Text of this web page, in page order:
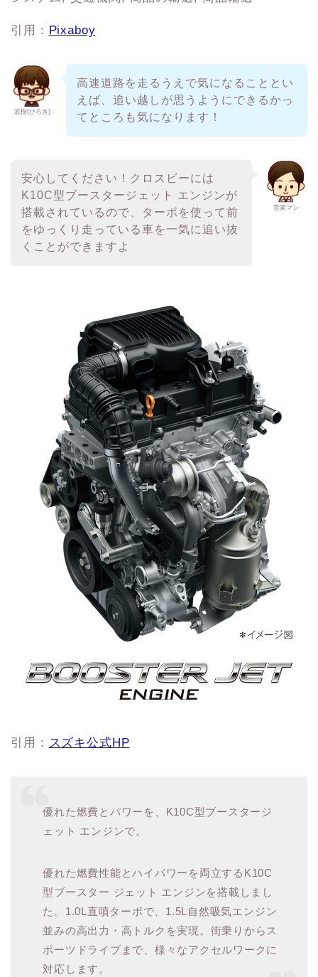
引用： Pixaboy
宏樹(ひろき)
高速道路を走るうえで気になることとい
えば、追い越しが思うようにできるかっ
てところも気になります！
営業マン
安心してください！クロスビーには
K10C型ブースタージェット エンジンが
搭載されているので、ターボを使って前
をゆっくり走っている車を一気に追い抜
くことができますよ
引用： スズキ公式HP
優れた燃費とパワーを、K10C型ブースタージ
ェット エンジンで。
優れた燃費性能とハイパワーを両立するK10C
型ブースター ジェット エンジンを搭載しまし
た。1.0L直噴ターボで、1.5L自然吸気エンジン
並みの高出力・高トルクを実現。街乗りからス
ポーツドライブまで、様々なアクセルワークに
対応します。